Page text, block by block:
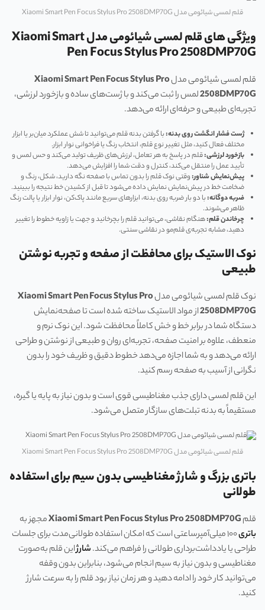
قلم لمسی شیائومی مدل Xiaomi Smart Pen Focus Stylus Pro 2508DMP70G
ویژگی های قلم لمسی شیائومی مدل Xiaomi Smart
Pen Focus Stylus Pro 2508DMP70G
قلم لمسی شیائومی مدلXiaomi Smart Pen Focus Stylus Pro
2508DMP70Gلمس را ثبت می‌کند و با ژست‌های ساده و بازخورد لرزشی،
تجربه‌ای طبیعی و حرفه‌ای ارائه می‌دهد.
ژست فشار انگشت روی بدنه:با گرفتن بدنه قلم می‌توانید تا شش عملکرد میان‌بر یا ابزار
مختلف فعال کنید، مثل تغییر نوع قلم، انتخاب رنگ یا فراخوانی نوار ابزار.
بازخورد لرزشی:قلم در پاسخ به هر تعامل، لرزش‌های ظریف تولید می‌کند و حس لمس و
تأیید عمل را منتقل می‌کند، کنترل و دقت شما را افزایش می‌دهد.
پیش‌نمایش شناور:وقتی نوک قلم را بدون تماس با صفحه نگه دارید، شکل، رنگ و
ضخامت خط در پیش‌نمایش نمایش داده می‌شود تا قبل از کشیدن خط نتیجه را ببینید.
ضربه دوگانه:با دو بار ضربه روی بدنه، ابزارهای سریع مانند پاک‌کن، نوار ابزار یا پالت رنگ
ظاهر می‌شوند.
چرخاندن قلم:هنگام نقاشی، می‌توانید قلم را بچرخانید و جهت یا زاویه خطوط را تغییر
دهید، مشابه تجربه‌ی قلم‌مو در نقاشی سنتی.
نوک الاستیک برای محافظت از صفحه و تجربه نوشتن
طبیعی
نوک قلم لمسی شیائومی مدلXiaomi Smart Pen Focus Stylus Pro
2508DMP70Gاز مواد الاستیک ساخته شده است تا صفحه‌نمایش
دستگاه شما در برابر خط و خش کاملاً محافظت شود. این نوک نرم و
منعطف، علاوه بر امنیت صفحه، تجربه‌ای روان و طبیعی از نوشتن و طراحی
ارائه می‌دهد و به شما اجازه می‌دهد خطوط دقیق و ظریف خود را بدون
نگرانی از آسیب به صفحه رسم کنید.
این قلم لمسی دارای جذب مغناطیسی قوی است و بدون نیاز به پایه یا گیره،
مستقیماً به بدنه تبلت‌های سازگار متصل می‌شود.
قلم لمسی شیائومی مدل Xiaomi Smart Pen Focus Stylus Pro 2508DMP70G
باتری بزرگ و شارژ مغناطیسی بدون سیم برای استفاده
طولانی
قلمXiaomi Smart Pen Focus Stylus Pro 2508DMP70Gمجهز به
باتری
۱۰۰ میلی‌آمپرساعتی است که امکان استفاده طولانی‌مدت برای جلسات
طراحی یا یادداشت‌برداری طولانی را فراهم می‌کند.شارژاین قلم به‌صورت
مغناطیسی و بدون نیاز به سیم انجام می‌شود، بنابراین بدون وقفه
می‌توانید کار خود را ادامه دهید و هر زمان نیاز بود قلم را به سرعت شارژ
کنید.